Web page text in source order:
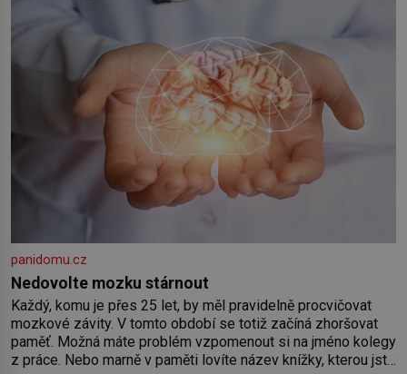
panidomu.cz
Nedovolte mozku stárnout
Každý, komu je přes 25 let, by měl pravidelně procvičovat
mozkové závity. V tomto období se totiž začíná zhoršovat
paměť. Možná máte problém vzpomenout si na jméno kolegy
z práce. Nebo marně v paměti lovíte název knížky, kterou jste